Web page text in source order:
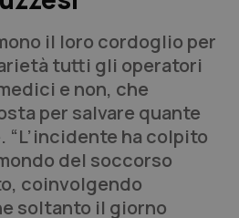
il loro cordoglio per
tutti gli operatori
e non, che
per salvare quante
ha colpito
del soccorso
coinvolgendo
soltanto il giorno